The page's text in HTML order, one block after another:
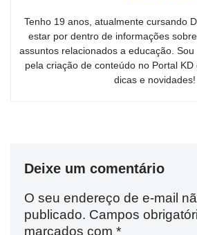
Tenho 19 anos, atualmente cursando
estar por dentro de informações
assuntos relacionados a educação.
pela criação de conteúdo no Portal
dicas e novidades!
Deixe um comentário
O seu endereço de e-mail
publicado. Campos
marcados com *